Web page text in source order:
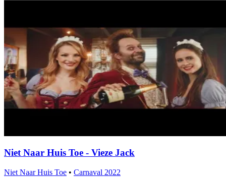
Niet Naar Huis Toe - Vieze Jack
Niet Naar Huis Toe • Carnaval 2022